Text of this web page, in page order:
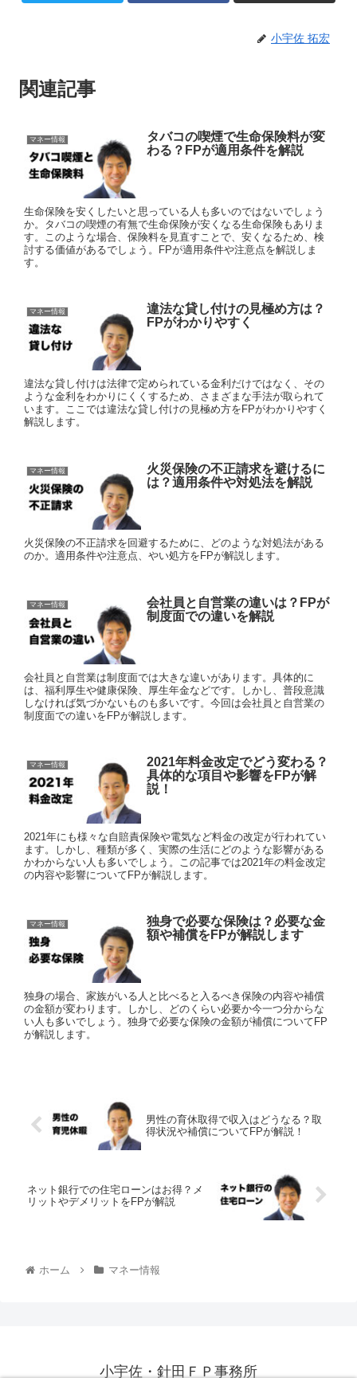
小宇佐 拓宏
関連記事
マネー情報
タバコの喫煙で生命保険料が変
わる？FPが適用条件を解説
生命保険を安くしたいと思っている人も多いのではないでしょう
か。タバコの喫煙の有無で生命保険が安くなる生命保険もありま
す。このような場合、保険料を見直すことで、安くなるため、検
討する価値があるでしょう。FPが適用条件や注意点を解説しま
す。
マネー情報
違法な貸し付けの見極め方は？
FPがわかりやすく
違法な貸し付けは法律で定められている金利だけではなく、その
ような金利をわかりにくくするため、さまざまな手法が取られて
います。ここでは違法な貸し付けの見極め方をFPがわかりやすく
解説します。
マネー情報
火災保険の不正請求を避けるに
は？適用条件や対処法を解説
火災保険の不正請求を回避するために、どのような対処法がある
のか。適用条件や注意点、やい処方をFPが解説します。
マネー情報
会社員と自営業の違いは？FPが
制度面での違いを解説
会社員と自営業は制度面では大きな違いがあります。具体的に
は、福利厚生や健康保険、厚生年金などです。しかし、普段意識
しなければ気づかないものも多いです。今回は会社員と自営業の
制度面での違いをFPが解説します。
マネー情報
2021年料金改定でどう変わる？
具体的な項目や影響をFPが解
説！
2021年にも様々な自賠責保険や電気など料金の改定が行われてい
ます。しかし、種類が多く、実際の生活にどのような影響がある
かわからない人も多いでしょう。この記事では2021年の料金改定
の内容や影響についてFPが解説します。
マネー情報
独身で必要な保険は？必要な金
額や補償をFPが解説します
独身の場合、家族がいる人と比べると入るべき保険の内容や補償
の金額が変わります。しかし、どのくらい必要か今一つ分からな
い人も多いでしょう。独身で必要な保険の金額が補償についてFP
が解説します。
男性の育休取得で収入はどうなる？取
得状況や補償についてFPが解説！
ネット銀行での住宅ローンはお得？メ
リットやデメリットをFPが解説
ホーム マネー情報
小宇佐・針田ＦＰ事務所